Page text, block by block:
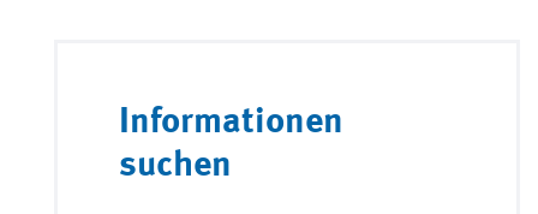
Informationen
suchen